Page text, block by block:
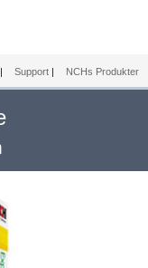
| Support | NCHs Produkter